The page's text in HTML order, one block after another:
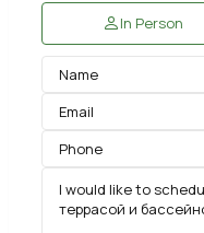
In Person